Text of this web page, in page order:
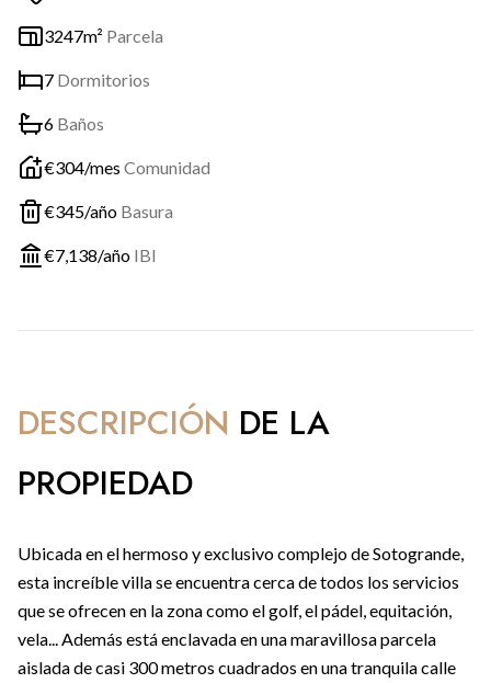
3247m² Parcela
7 Dormitorios
6 Baños
€304/mes Comunidad
€345/año Basura
€7,138/año IBI
DESCRIPCIÓN DE LA
PROPIEDAD
Ubicada en el hermoso y exclusivo complejo de Sotogrande,
esta increíble villa se encuentra cerca de todos los servicios
que se ofrecen en la zona como el golf, el pádel, equitación,
vela... Además está enclavada en una maravillosa parcela
aislada de casi 300 metros cuadrados en una tranquila calle